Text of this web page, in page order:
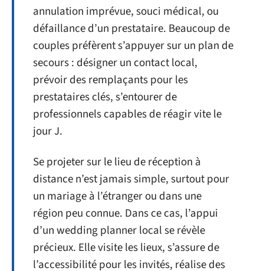
annulation imprévue, souci médical, ou
défaillance d’un prestataire. Beaucoup de
couples préfèrent s’appuyer sur un plan de
secours : désigner un contact local,
prévoir des remplaçants pour les
prestataires clés, s’entourer de
professionnels capables de réagir vite le
jour J.
Se projeter sur le lieu de réception à
distance n’est jamais simple, surtout pour
un mariage à l’étranger ou dans une
région peu connue. Dans ce cas, l’appui
d’un wedding planner local se révèle
précieux. Elle visite les lieux, s’assure de
l’accessibilité pour les invités, réalise des